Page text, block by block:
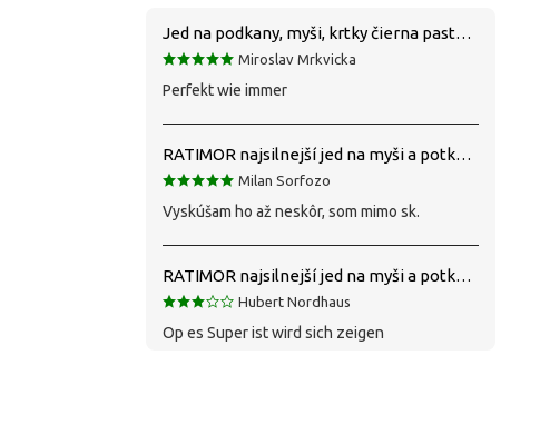
Jed na podkany, myši, krtky čierna pasta silná 1 kg VYPR
Miroslav Mrkvicka
Perfekt wie immer
RATIMOR najsilnejší jed na myši a potkany
Milan Sorfozo
Vyskúšam ho až neskôr, som mimo sk.
RATIMOR najsilnejší jed na myši a potkany
Hubert Nordhaus
Op es Super ist wird sich zeigen